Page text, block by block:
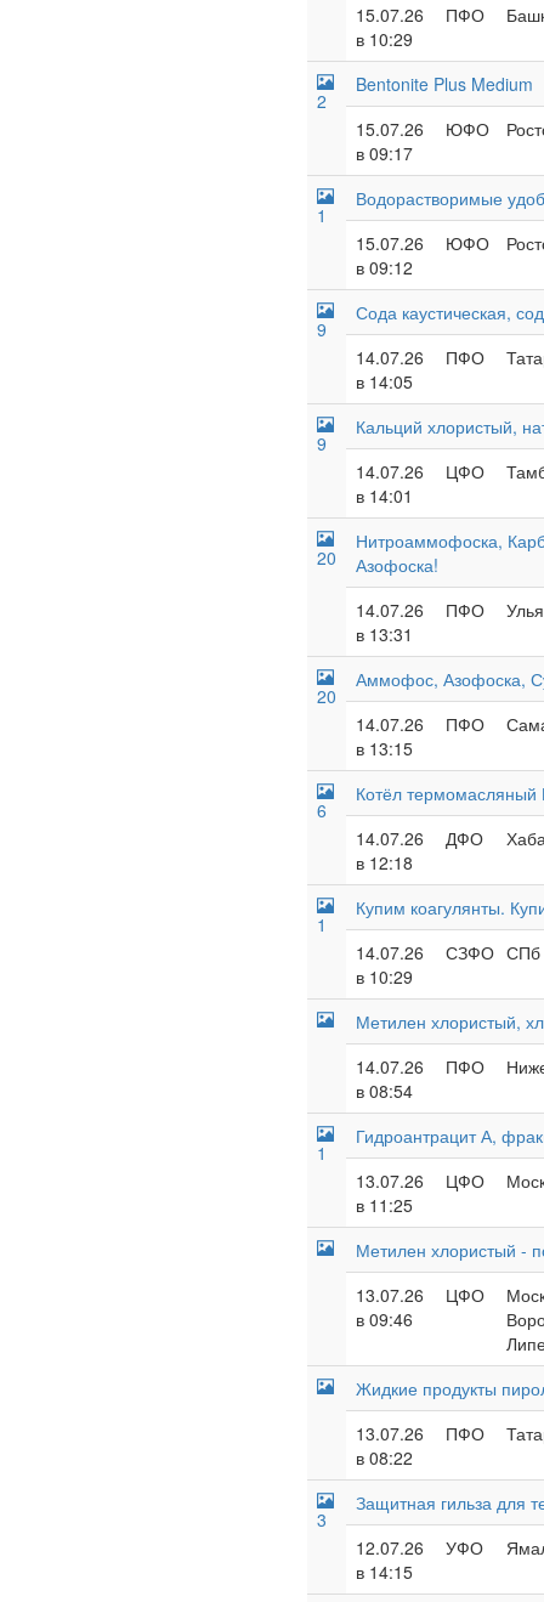
15.07.26
в 10:29
ПФО
2
Bentonite Plus Medium
15.07.26
в 09:17
ЮФО
1
Водорастворимые
15.07.26
в 09:12
ЮФО
9
Сода каустическая,
14.07.26
в 14:05
ПФО
9
Кальций хлористый,
14.07.26
в 14:01
ЦФО
20
Нитроаммофоска,
Азофоска!
14.07.26
в 13:31
ПФО
20
Аммофос, Азофоска,
14.07.26
в 13:15
ПФО
6
Котёл
14.07.26
в 12:18
ДФО
1
Купим коагулянты.
14.07.26
в 10:29
СЗФО СПб
Метилен хлористый,
14.07.26
в 08:54
ПФО
1
Гидроантрацит А,
13.07.26
в 11:25
ЦФО
Метилен хлористый -
13.07.26
в 09:46
ЦФО
Жидкие продукты
13.07.26
в 08:22
ПФО
3
Защитная гильза для
12.07.26
в 14:15
УФО